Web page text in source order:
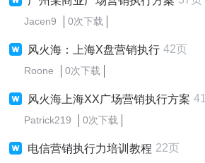
Jacen9 0次下载
风火海：上海X盘营销执行 42页
Roone 0次下载
风火海上海XX广场营销执行方案
Patrick219 0次下载
电信营销执行力培训教程 22页